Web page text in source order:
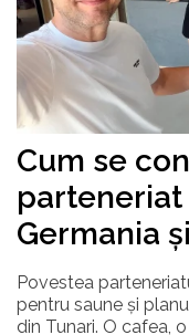
Cum se
parteneriat
Germania
pentru
Povestea
pentru saune și
din Tunari. O cafea,